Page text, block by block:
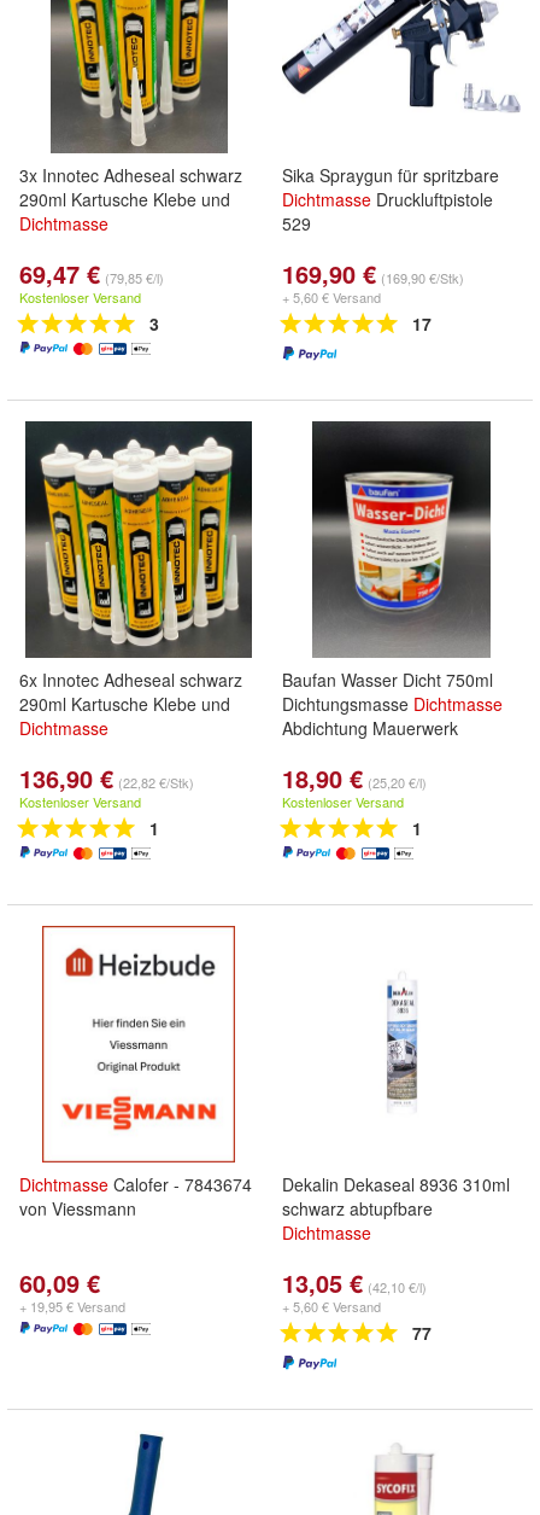
3x Innotec Adheseal schwarz
290ml Kartusche Klebe und
Dichtmasse
69,47 € (79,85 €/l)
Kostenloser Versand
3
Sika Spraygun für spritzbare
Dichtmasse Druckluftpistole
529
169,90 € (169,90 €/Stk)
+ 5,60 € Versand
17
6x Innotec Adheseal schwarz
290ml Kartusche Klebe und
Dichtmasse
136,90 € (22,82 €/Stk)
Kostenloser Versand
1
Baufan Wasser Dicht 750ml
Dichtungsmasse Dichtmasse
Abdichtung Mauerwerk
18,90 € (25,20 €/l)
Kostenloser Versand
1
Dichtmasse Calofer - 7843674
von Viessmann
60,09 €
+ 19,95 € Versand
Dekalin Dekaseal 8936 310ml
schwarz abtupfbare
Dichtmasse
13,05 € (42,10 €/l)
+ 5,60 € Versand
77